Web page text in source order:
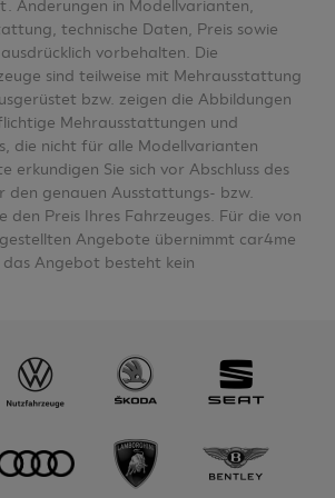
Änderungen in Modellvarianten,
technische Daten, Preis sowie
vorbehalten. Die
sind teilweise mit Mehrausstattung
bzw. zeigen die Abbildungen
Mehrausstattungen und
die nicht für alle Modellvarianten
erkundigen Sie sich vor Abschluss des
den genauen Ausstattungs- bzw.
den Preis Ihres Fahrzeuges. Für die von
Angebote übernimmt car4me
Angebot besteht kein